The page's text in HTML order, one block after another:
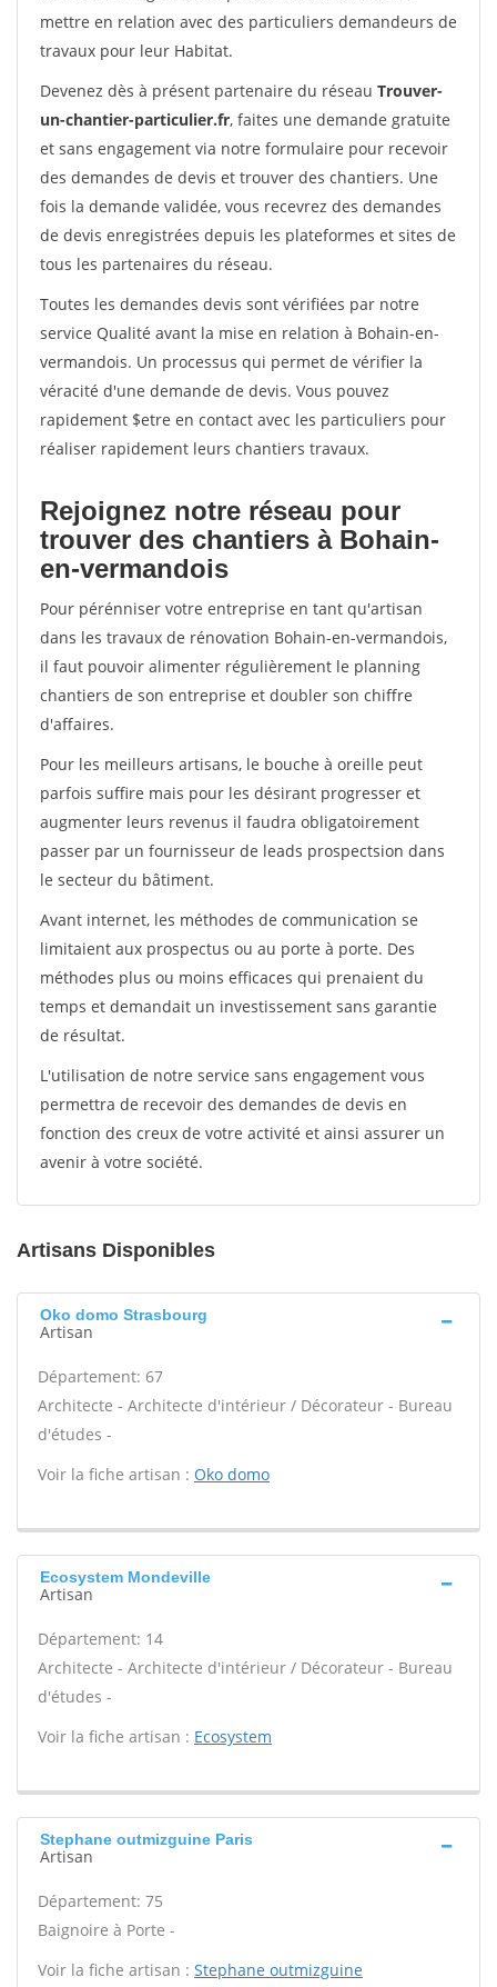
mettre en relation avec des particuliers demandeurs de
travaux pour leur Habitat.
Devenez dès à présent partenaire du réseau Trouver-
un-chantier-particulier.fr, faites une demande gratuite
et sans engagement via notre formulaire pour recevoir
des demandes de devis et trouver des chantiers. Une
fois la demande validée, vous recevrez des demandes
de devis enregistrées depuis les plateformes et sites de
tous les partenaires du réseau.
Toutes les demandes devis sont vérifiées par notre
service Qualité avant la mise en relation à Bohain-en-
vermandois. Un processus qui permet de vérifier la
véracité d'une demande de devis. Vous pouvez
rapidement $etre en contact avec les particuliers pour
réaliser rapidement leurs chantiers travaux.
Rejoignez notre réseau pour
trouver des chantiers à Bohain-
en-vermandois
Pour pérénniser votre entreprise en tant qu'artisan
dans les travaux de rénovation Bohain-en-vermandois,
il faut pouvoir alimenter régulièrement le planning
chantiers de son entreprise et doubler son chiffre
d'affaires.
Pour les meilleurs artisans, le bouche à oreille peut
parfois suffire mais pour les désirant progresser et
augmenter leurs revenus il faudra obligatoirement
passer par un fournisseur de leads prospectsion dans
le secteur du bâtiment.
Avant internet, les méthodes de communication se
limitaient aux prospectus ou au porte à porte. Des
méthodes plus ou moins efficaces qui prenaient du
temps et demandait un investissement sans garantie
de résultat.
L'utilisation de notre service sans engagement vous
permettra de recevoir des demandes de devis en
fonction des creux de votre activité et ainsi assurer un
avenir à votre société.
Artisans Disponibles
Oko domo Strasbourg
Artisan
Département: 67
Architecte - Architecte d'intérieur / Décorateur - Bureau
d'études -
Voir la fiche artisan : Oko domo
Ecosystem Mondeville
Artisan
Département: 14
Architecte - Architecte d'intérieur / Décorateur - Bureau
d'études -
Voir la fiche artisan : Ecosystem
Stephane outmizguine Paris
Artisan
Département: 75
Baignoire à Porte -
Voir la fiche artisan : Stephane outmizguine